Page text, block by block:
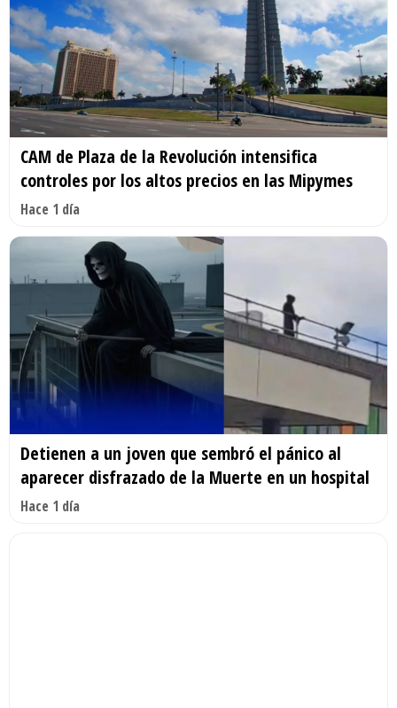
CAM de Plaza de la Revolución intensifica
controles por los altos precios en las Mipymes
Hace 1 día
Detienen a un joven que sembró el pánico al
aparecer disfrazado de la Muerte en un hospital
Hace 1 día